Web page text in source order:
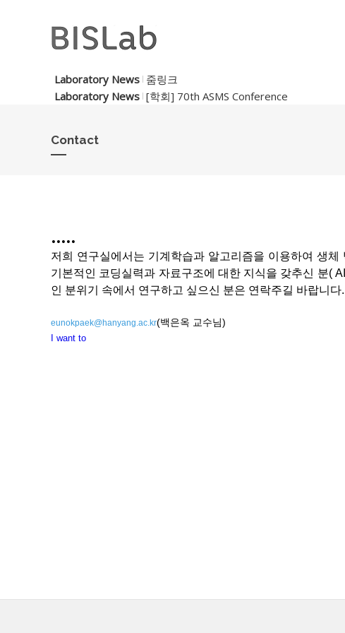
Laboratory News 줌링크
Laboratory News [학회] 70th ASMS Conference
Contact
.....
저희 연구실에서는 기계학습과 알고리즘을 이용하여 생
기본적인 코딩실력과 자료구조에 대한 지식을 갖추신 분(
인 분위기 속에서 연구하고 싶으신 분은 연락주길 바랍니다.
eunokpaek@hanyang.ac.kr(백은옥 교수님)
I want to